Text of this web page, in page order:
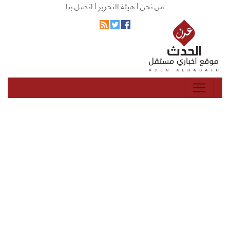
من نحن |هيئة التحرير |اتصل بنا